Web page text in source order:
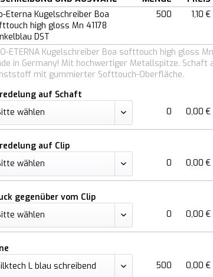
Eterna Kugelschreiber Boa
high gloss Mn 41178
DST
500 1,10 €
ETERNA Kugelschreiber Boa softtouch high gloss
in Germany! Mit hochwertiger Metallspitze. Schaft
mit gummierter Softtouch-Oberfläche.
auf Schaft
0
0,00 €
auf Clip
0
0,00 €
gegenüber vom Clip
0
0,00 €
500
0,00 €